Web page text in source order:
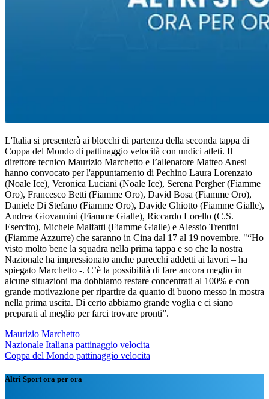
L'Italia si presenterà ai blocchi di partenza della seconda tappa di
Coppa del Mondo di pattinaggio velocità con undici atleti. Il
direttore tecnico Maurizio Marchetto e l’allenatore Matteo Anesi
hanno convocato per l'appuntamento di Pechino Laura Lorenzato
(Noale Ice), Veronica Luciani (Noale Ice), Serena Pergher (Fiamme
Oro), Francesco Betti (Fiamme Oro), David Bosa (Fiamme Oro),
Daniele Di Stefano (Fiamme Oro), Davide Ghiotto (Fiamme Gialle),
Andrea Giovannini (Fiamme Gialle), Riccardo Lorello (C.S.
Esercito), Michele Malfatti (Fiamme Gialle) e Alessio Trentini
(Fiamme Azzurre) che saranno in Cina dal 17 al 19 novembre. "“Ho
visto molto bene la squadra nella prima tappa e so che la nostra
Nazionale ha impressionato anche parecchi addetti ai lavori – ha
spiegato Marchetto -. C’è la possibilità di fare ancora meglio in
alcune situazioni ma dobbiamo restare concentrati al 100% e con
grande motivazione per ripartire da quanto di buono messo in mostra
nella prima uscita. Di certo abbiamo grande voglia e ci siano
preparati al meglio per farci trovare pronti”.
Maurizio Marchetto
Nazionale Italiana pattinaggio velocita
Coppa del Mondo pattinaggio velocita
Altri Sport ora per ora